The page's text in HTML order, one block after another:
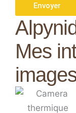
Envoyer
Mes